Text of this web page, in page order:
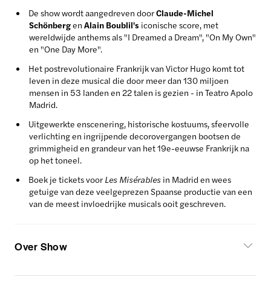
De show wordt aangedreven doorClaude-Michel
Schönbergen Alain Boublil's iconische score, met
wereldwijde anthems als "I Dreamed a Dream", "On My Own"
en "One Day More".
Het postrevolutionaire Frankrijk van Victor Hugo komt tot
leven in deze musical die door meer dan 130 miljoen
mensen in 53 landen en 22 talen is gezien - in Teatro Apolo
Madrid.
Uitgewerkte enscenering, historische kostuums, sfeervolle
verlichting en ingrijpende decorovergangen bootsen de
grimmigheid en grandeur van het 19e-eeuwse Frankrijk na
op het toneel.
Boek je tickets voor Les Misérables in Madrid en wees
getuige van deze veelgeprezen Spaanse productie van een
van de meest invloedrijke musicals ooit geschreven.
Over Show